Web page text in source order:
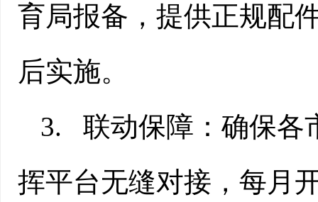
育局报备，提供正规配
后实施。
3. 联动保障：确保各
挥平台无缝对接，每月